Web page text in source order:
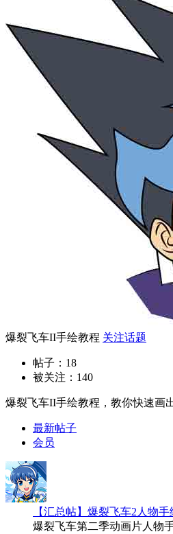
爆裂飞车II手绘教程 关注话题
帖子：18
被关注： 140
爆裂飞车II手绘教程，教你快速画
最新帖子
会员
【汇总帖】爆裂飞车2人物
爆裂飞车第二季动画片人物